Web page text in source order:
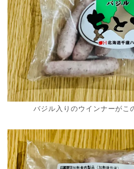
バジル入りのウインナーがこ